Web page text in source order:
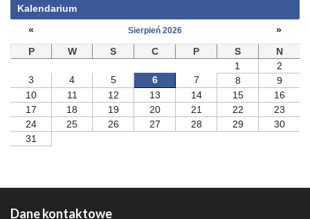
Kalendarium
«
Sierpień 2026
»
P
W S C P S
N
1
2
3
4 5 6 7 8
9
10
11 12 13 14 15
16
17
18 19 20 21 22
23
24
25 26 27 28 29
30
31
Dane kontaktowe